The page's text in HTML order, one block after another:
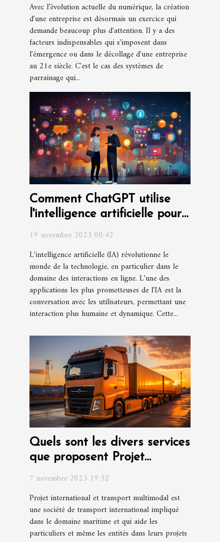
Avec l’évolution actuelle du numérique, la création
d'une entreprise est désormais un exercice qui
demande beaucoup plus d'attention. Il y a des
facteurs indispensables qui s'imposent dans
l'émergence ou dans le décollage d'une entreprise
au 21e siècle. C'est le cas des systèmes de
parrainage qui...
Comment ChatGPT utilise
l'intelligence artificielle pour
19 novembre 2023 00:42
L'intelligence artificielle (IA) révolutionne le
monde de la technologie, en particulier dans le
domaine des interactions en ligne. L'une des
applications les plus prometteuses de l'IA est la
conversation avec les utilisateurs, permettant une
interaction plus humaine et dynamique. Cette...
Quels sont les divers services
que proposent Projet
international et transport
7 novembre 2023 19:32
Projet international et transport multimodal est
une société de transport international impliqué
dans le domaine maritime et qui aide les
particuliers et même les entités dans leurs projets